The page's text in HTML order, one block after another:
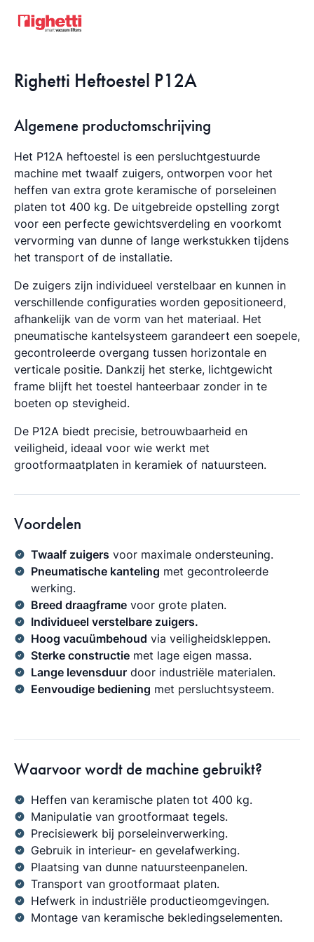
Righetti Heftoestel P12A
Algemene productomschrijving
Het P12A heftoestel is een persluchtgestuurde
machine met twaalf zuigers, ontworpen voor het
heffen van extra grote keramische of porseleinen
platen tot 400 kg. De uitgebreide opstelling zorgt
voor een perfecte gewichtsverdeling en voorkomt
vervorming van dunne of lange werkstukken tijdens
het transport of de installatie.
De zuigers zijn individueel verstelbaar en kunnen in
verschillende configuraties worden gepositioneerd,
afhankelijk van de vorm van het materiaal. Het
pneumatische kantelsysteem garandeert een soepele,
gecontroleerde overgang tussen horizontale en
verticale positie. Dankzij het sterke, lichtgewicht
frame blijft het toestel hanteerbaar zonder in te
boeten op stevigheid.
De P12A biedt precisie, betrouwbaarheid en
veiligheid, ideaal voor wie werkt met
grootformaatplaten in keramiek of natuursteen.
Voordelen
Twaalf zuigers voor maximale ondersteuning.
Pneumatische kanteling met gecontroleerde
werking.
Breed draagframe voor grote platen.
Individueel verstelbare zuigers.
Hoog vacuümbehoud via veiligheidskleppen.
Sterke constructie met lage eigen massa.
Lange levensduur door industriële materialen.
Eenvoudige bediening met persluchtsysteem.
Waarvoor wordt de machine gebruikt?
Heffen van keramische platen tot 400 kg.
Manipulatie van grootformaat tegels.
Precisiewerk bij porseleinverwerking.
Gebruik in interieur- en gevelafwerking.
Plaatsing van dunne natuursteenpanelen.
Transport van grootformaat platen.
Hefwerk in industriële productieomgevingen.
Montage van keramische bekledingselementen.